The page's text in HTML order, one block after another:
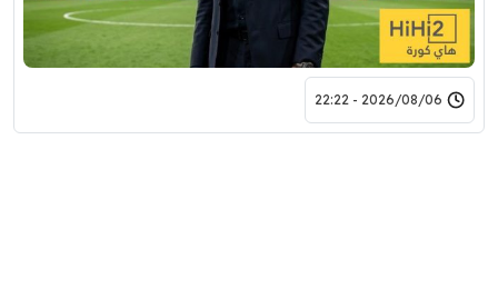
2026/08/06 - 22:22